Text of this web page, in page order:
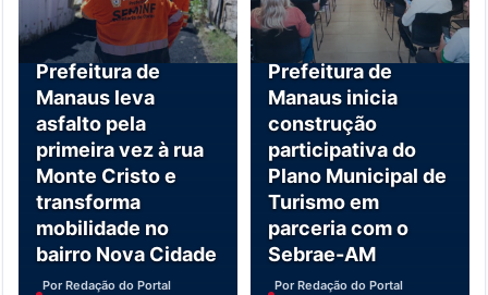
Prefeitura de
Manaus leva
asfalto pela
primeira vez à rua
Monte Cristo e
transforma
mobilidade no
bairro Nova Cidade
Por Redação do Portal
Prefeitura de
Manaus inicia
construção
participativa do
Plano Municipal de
Turismo em
parceria com o
Sebrae-AM
Por Redação do Portal